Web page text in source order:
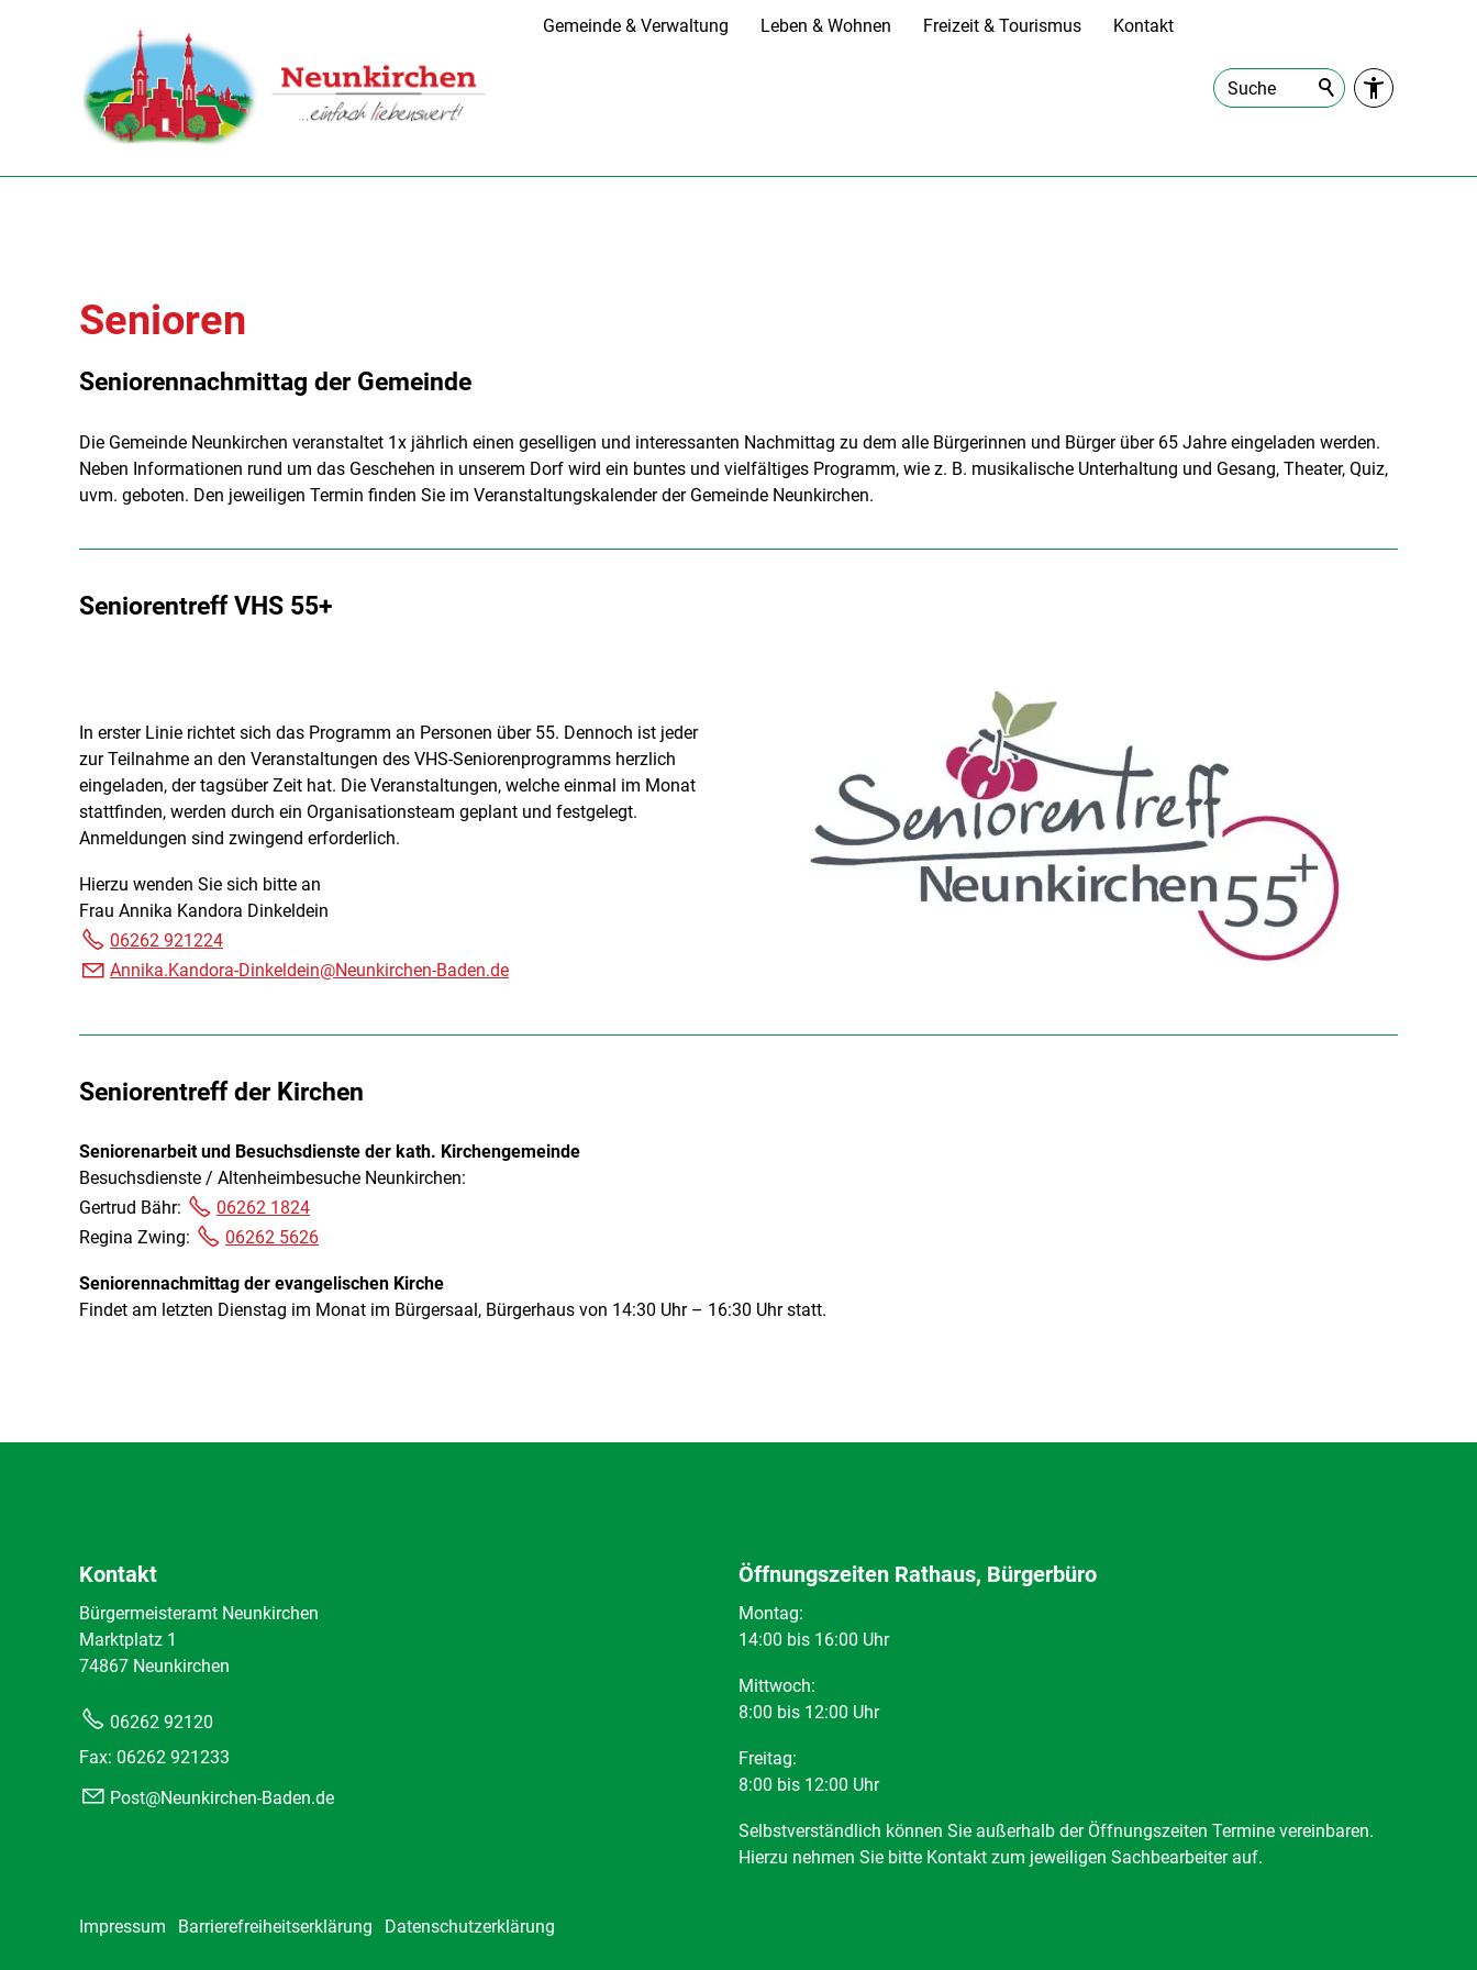
Suche
Gemeinde & Verwaltung Leben & Wohnen Freizeit & Tourismus Kontakt
Senioren
Seniorennachmittag der Gemeinde
Die Gemeinde Neunkirchen veranstaltet 1x jährlich einen geselligen und interessanten Nachmittag zu dem alle Bürgerinnen und Bürger über 65 Jahre eingeladen werden.
Neben Informationen rund um das Geschehen in unserem Dorf wird ein buntes und vielfältiges Programm, wie z. B. musikalische Unterhaltung und Gesang, Theater, Quiz,
uvm. geboten. Den jeweiligen Termin finden Sie im Veranstaltungskalender der Gemeinde Neunkirchen.
Seniorentreff VHS 55+
In erster Linie richtet sich das Programm an Personen über 55. Dennoch ist jeder
zur Teilnahme an den Veranstaltungen des VHS-Seniorenprogramms herzlich
eingeladen, der tagsüber Zeit hat. Die Veranstaltungen, welche einmal im Monat
stattfinden, werden durch ein Organisationsteam geplant und festgelegt.
Anmeldungen sind zwingend erforderlich.
Hierzu wenden Sie sich bitte an
Frau Annika Kandora Dinkeldein
06262 921224
Annika.Kandora-Dinkeldein@Neunkirchen-Baden.de
Seniorentreff der Kirchen
Seniorenarbeit und Besuchsdienste der kath. Kirchengemeinde
Besuchsdienste / Altenheimbesuche Neunkirchen:
Gertrud Bähr:
06262 1824
Regina Zwing:
06262 5626
Seniorennachmittag der evangelischen Kirche
Findet am letzten Dienstag im Monat im Bürgersaal, Bürgerhaus von 14:30 Uhr – 16:30 Uhr statt.
Kontakt
Bürgermeisteramt Neunkirchen
Marktplatz 1
74867 Neunkirchen
06262 92120
Fax: 06262 921233
Post@Neunkirchen-Baden.de
Öffnungszeiten Rathaus, Bürgerbüro
Montag:
14:00 bis 16:00 Uhr
Mittwoch:
8:00 bis 12:00 Uhr
Freitag:
8:00 bis 12:00 Uhr
Selbstverständlich können Sie außerhalb der Öffnungszeiten Termine vereinbaren.
Hierzu nehmen Sie bitte Kontakt zum jeweiligen Sachbearbeiter auf.
Impressum Barrierefreiheitserklärung Datenschutzerklärung